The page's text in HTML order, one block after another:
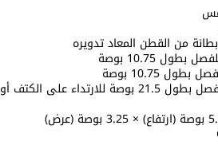
من القطن المعاد تدويره
10.75 بوصة
10.75 بوصة
حمالة طويلة قابلة للفصل بطول 21.5 بوصة للارتداء على الكتف أو